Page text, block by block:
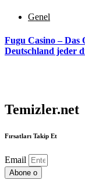
Genel
Fugu Casino – Das
Deutschland jeder
Temizler.net
Fırsatları Takip Et
Email
Abone o